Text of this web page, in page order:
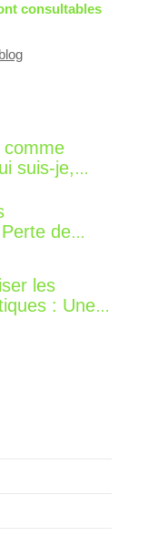
consultables
comme
suis-je,
de
les
: Une